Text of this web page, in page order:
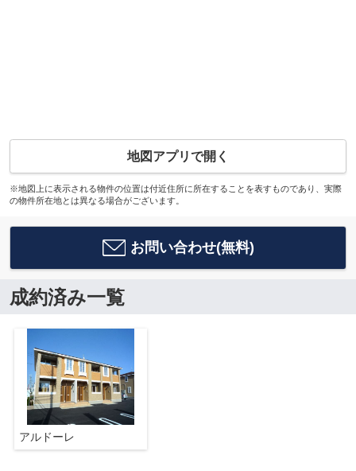
地図アプリで開く
※地図上に表示される物件の位置は付近住所に所在することを表すものであり、実際
の物件所在地とは異なる場合がございます。
お問い合わせ(無料)
成約済み一覧
アルドーレ